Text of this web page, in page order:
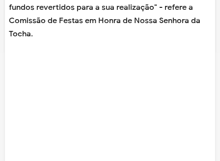
fundos revertidos para a sua realização" - refere a
Comissão de Festas em Honra de Nossa Senhora da
Tocha.